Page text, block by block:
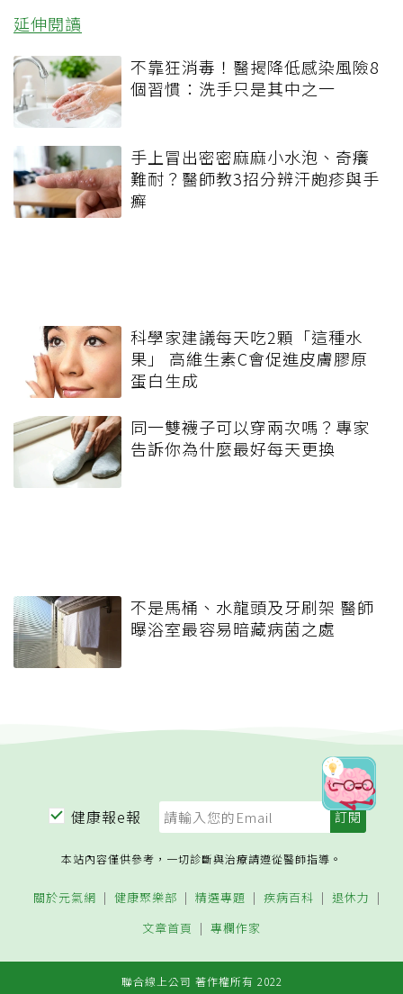
延伸閱讀
不靠狂消毒！醫揭降低感染風險8
個習慣：洗手只是其中之一
手上冒出密密麻麻小水泡、奇癢
難耐？醫師教3招分辨汗皰疹與手
癬
科學家建議每天吃2顆「這種水
果」 高維生素C會促進皮膚膠原
蛋白生成
同一雙襪子可以穿兩次嗎？專家
告訴你為什麼最好每天更換
不是馬桶、水龍頭及牙刷架 醫師
曝浴室最容易暗藏病菌之處
健康報e報
本站內容僅供參考，一切診斷與治療請遵從醫師指導。
關於元氣網 健康聚樂部 精選專題 疾病百科
退休力
文章首頁
專欄作家
聯合線上公司 著作權所有 2022